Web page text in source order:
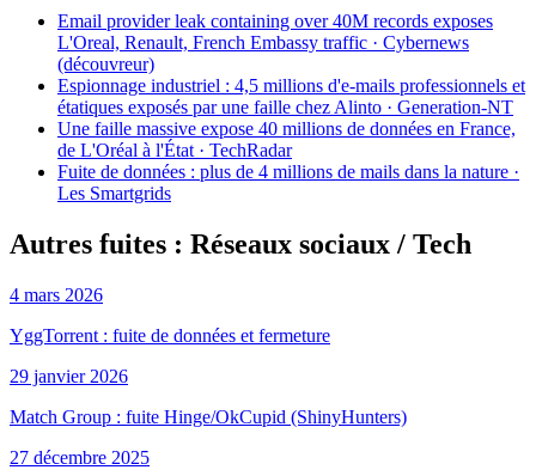
Email provider leak containing over 40M records exposes
L'Oreal, Renault, French Embassy traffic · Cybernews
(découvreur)
Espionnage industriel : 4,5 millions d'e-mails professionnels et
étatiques exposés par une faille chez Alinto · Generation-NT
Une faille massive expose 40 millions de données en France,
de L'Oréal à l'État · TechRadar
Fuite de données : plus de 4 millions de mails dans la nature ·
Les Smartgrids
Autres fuites : Réseaux sociaux / Tech
4 mars 2026
YggTorrent : fuite de données et fermeture
29 janvier 2026
Match Group : fuite Hinge/OkCupid (ShinyHunters)
27 décembre 2025